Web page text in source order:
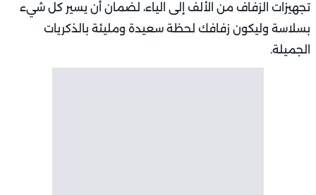
تجهيزات الزفاف من الألف إلى الياء، لضمان أن يسير كل شيء
بسلاسة وليكون زفافك لحظة سعيدة ومليئة بالذكريات
الجميلة.